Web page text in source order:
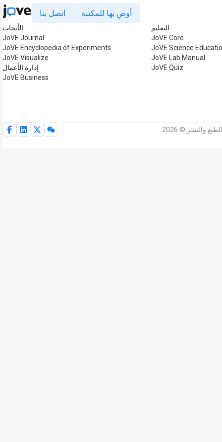
اتصل بنا أوصِ بها للمكتبة
الأبحاث
JoVE Journal
JoVE Encyclopedia of Experiments
JoVE Visualize
إدارة الأعمال
JoVE Business
التعليم
JoVE Core
JoVE Science
JoVE Lab Manual
JoVE Quiz